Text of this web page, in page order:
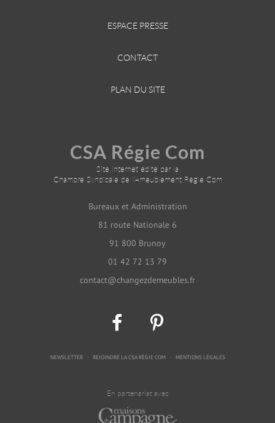
ESPACE PRESSE
CONTACT
PLAN DU SITE
CSA Régie Com
Site internet édité par la
Chambre Syndicale de l'Ameublement Régie Com
Bureaux et Administration
81 route Nationale 6
91 800 Brunoy
01 42 72 13 79
contact@changezdemeubles.fr
NEWSLETTER REJOINDRE LA CSA RÉGIE COM MENTIONS LÉGALES
En partenariat avec